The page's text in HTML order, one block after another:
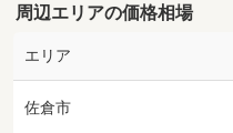
周辺エリアの価格相場
エリア
佐倉市